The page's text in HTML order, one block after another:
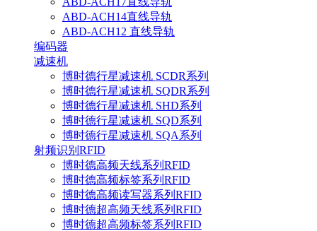
ABD-ACH14直线导轨
ABD-ACH12 直线导轨
编码器
减速机
博时德行星减速机 SCDR系列
博时德行星减速机 SQDR系列
博时德行星减速机 SHD系列
博时德行星减速机 SQD系列
博时德行星减速机 SQA系列
射频识别RFID
博时德高频天线系列RFID
博时德高频标签系列RFID
博时德高频读写器系列RFID
博时德超高频天线系列RFID
博时德超高频标签系列RFID